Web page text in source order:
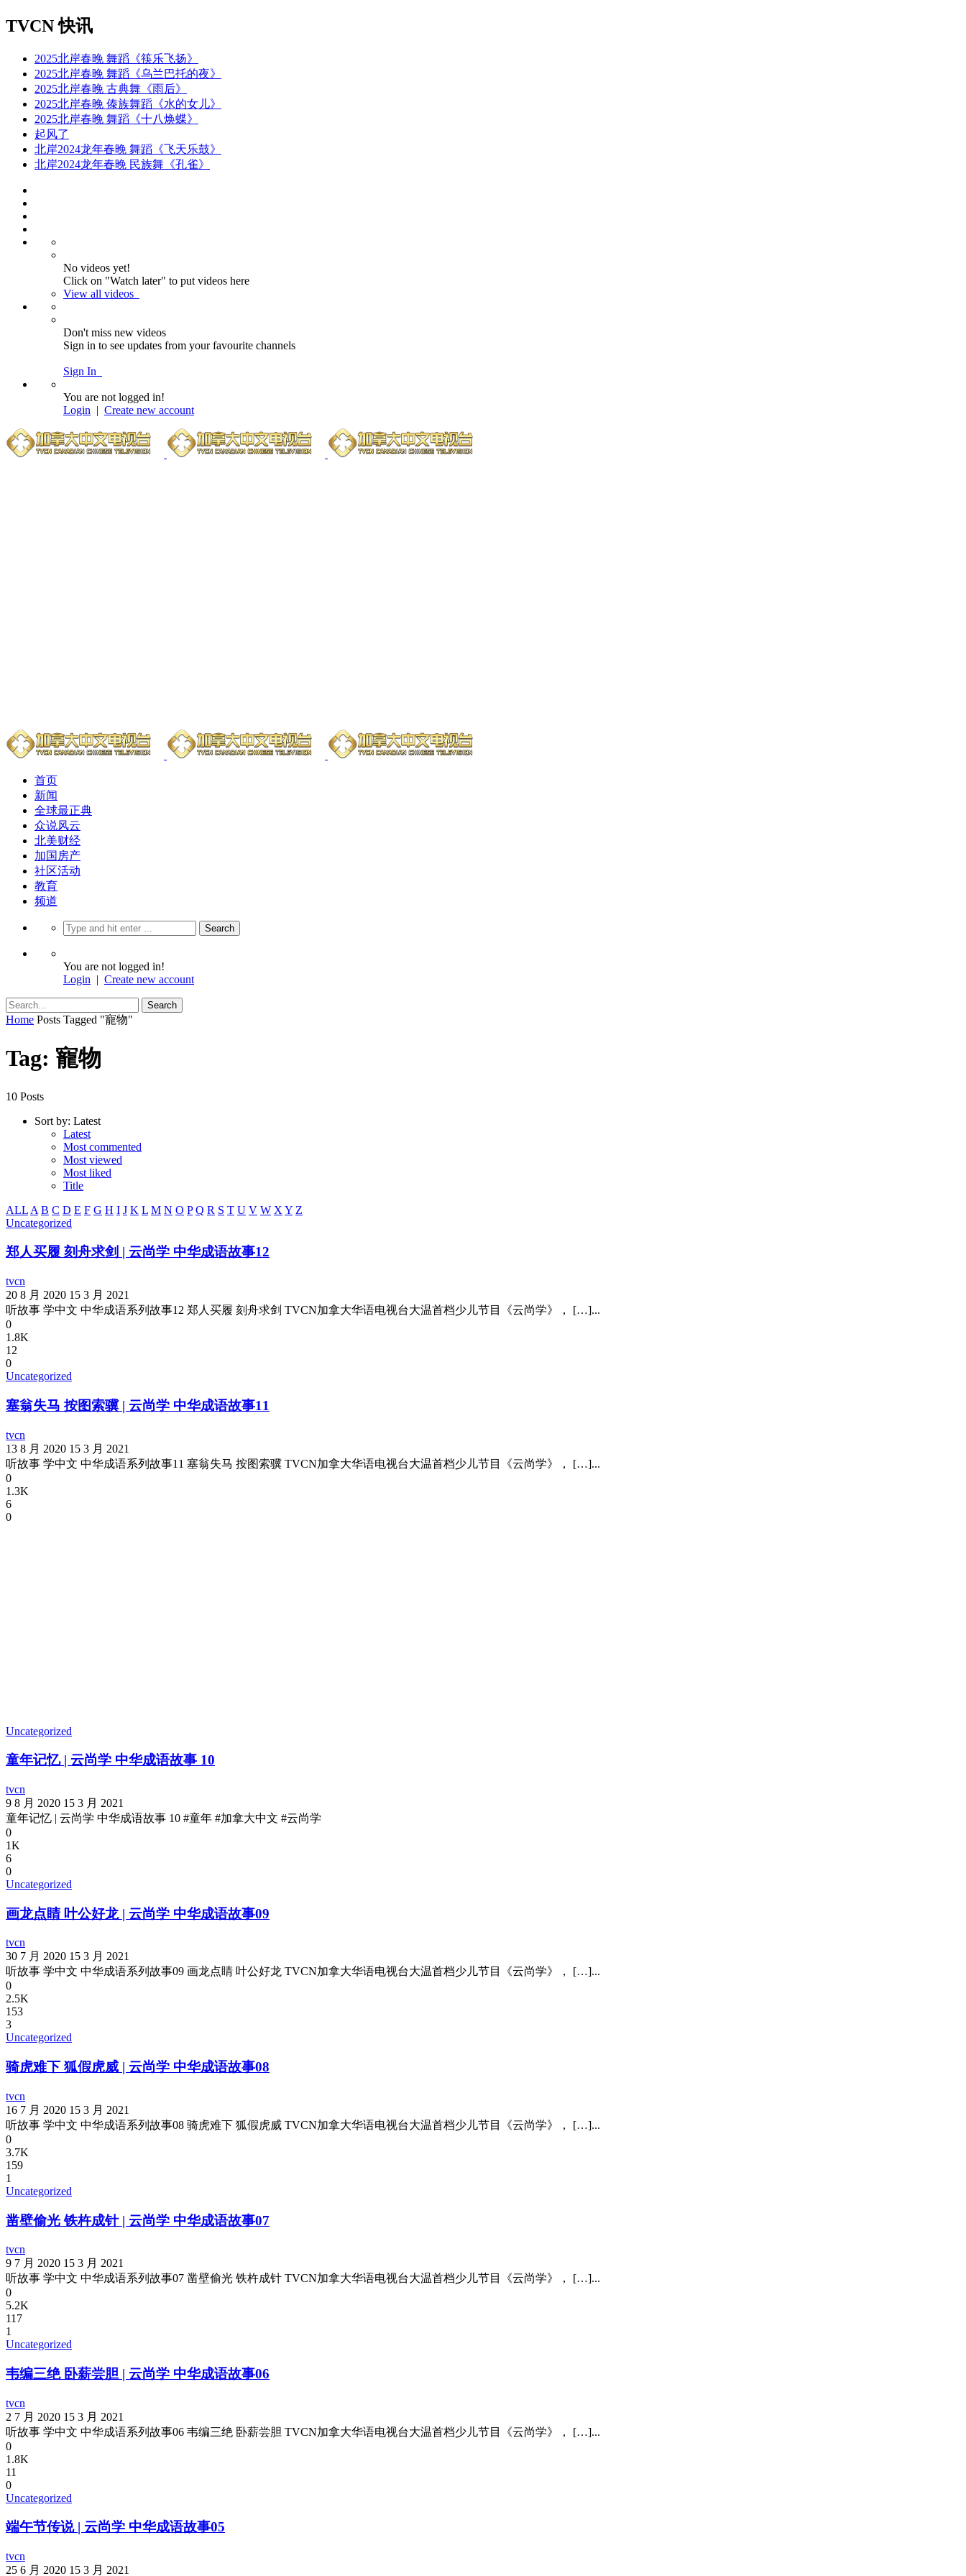
TVCN 快讯
2025北岸春晚 舞蹈《筷乐飞扬》
2025北岸春晚 舞蹈《乌兰巴托的夜》
2025北岸春晚 古典舞《雨后》
2025北岸春晚 傣族舞蹈《水的女儿》
2025北岸春晚 舞蹈《十八焕蝶》
起风了
北岸2024龙年春晚 舞蹈《飞天乐鼓》
北岸2024龙年春晚 民族舞《孔雀》
No videos yet!
Click on "Watch later" to put videos here
View all videos
Don't miss new videos
Sign in to see updates from your favourite channels
Sign In
You are not logged in!
Login | Create new account
首页
新闻
全球最正典
众说风云
北美财经
加国房产
社区活动
教育
频道
You are not logged in!
Login | Create new account
Home Posts Tagged "寵物"
Tag: 寵物
10 Posts
Sort by: Latest
Latest
Most commented
Most viewed
Most liked
Title
ALL A B C D E F G H I J K L M N O P Q R S T U V W X Y Z
Uncategorized
郑人买履 刻舟求剑 | 云尚学 中华成语故事12
tvcn
20 8 月 2020 15 3 月 2021
听故事 学中文 中华成语系列故事12 郑人买履 刻舟求剑 TVCN加拿大华语电视台大温首档少儿节目《云尚学》， […]...
0
1.8K
12
0
Uncategorized
塞翁失马 按图索骥 | 云尚学 中华成语故事11
tvcn
13 8 月 2020 15 3 月 2021
听故事 学中文 中华成语系列故事11 塞翁失马 按图索骥 TVCN加拿大华语电视台大温首档少儿节目《云尚学》， […]...
0
1.3K
6
0
Uncategorized
童年记忆 | 云尚学 中华成语故事 10
tvcn
9 8 月 2020 15 3 月 2021
童年记忆 | 云尚学 中华成语故事 10 #童年 #加拿大中文 #云尚学
0
1K
6
0
Uncategorized
画龙点睛 叶公好龙 | 云尚学 中华成语故事09
tvcn
30 7 月 2020 15 3 月 2021
听故事 学中文 中华成语系列故事09 画龙点睛 叶公好龙 TVCN加拿大华语电视台大温首档少儿节目《云尚学》， […]...
0
2.5K
153
3
Uncategorized
骑虎难下 狐假虎威 | 云尚学 中华成语故事08
tvcn
16 7 月 2020 15 3 月 2021
听故事 学中文 中华成语系列故事08 骑虎难下 狐假虎威 TVCN加拿大华语电视台大温首档少儿节目《云尚学》， […]...
0
3.7K
159
1
Uncategorized
凿壁偷光 铁杵成针 | 云尚学 中华成语故事07
tvcn
9 7 月 2020 15 3 月 2021
听故事 学中文 中华成语系列故事07 凿壁偷光 铁杵成针 TVCN加拿大华语电视台大温首档少儿节目《云尚学》， […]...
0
5.2K
117
1
Uncategorized
韦编三绝 卧薪尝胆 | 云尚学 中华成语故事06
tvcn
2 7 月 2020 15 3 月 2021
听故事 学中文 中华成语系列故事06 韦编三绝 卧薪尝胆 TVCN加拿大华语电视台大温首档少儿节目《云尚学》， […]...
0
1.8K
11
0
Uncategorized
端午节传说 | 云尚学 中华成语故事05
tvcn
25 6 月 2020 15 3 月 2021